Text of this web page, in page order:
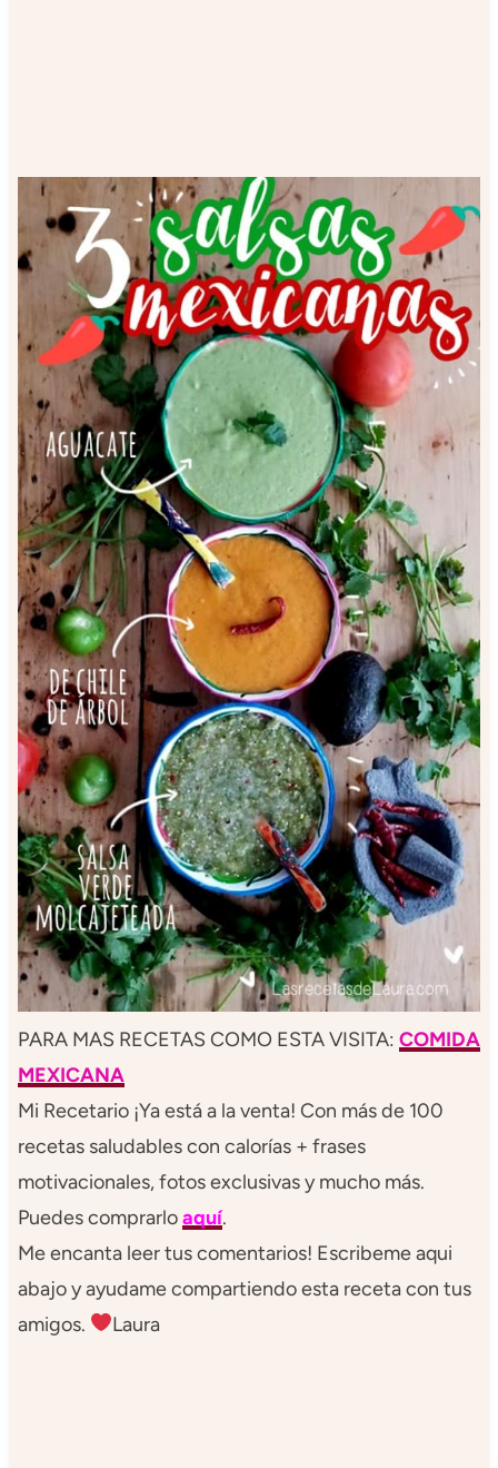
PARA MAS RECETAS COMO ESTA VISITA: COMIDA
MEXICANA
Mi Recetario ¡Ya está a la venta! Con más de 100
recetas saludables con calorías + frases
motivacionales, fotos exclusivas y mucho más.
Puedes comprarloaquí.
Me encanta leer tus comentarios! Escribeme aqui
abajo y ayudame compartiendo esta receta con tus
amigos.
Laura